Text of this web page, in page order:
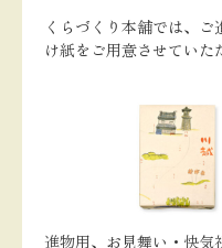
くらづくり本舗では、
け紙をご用意させていた
進物用、お見舞い・快